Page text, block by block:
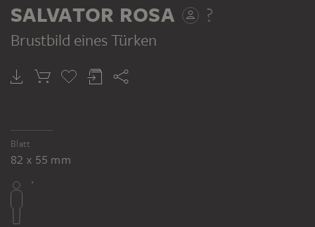
SALVATOR ROSA ?
Brustbild eines Türken
Blatt
82 x 55 mm